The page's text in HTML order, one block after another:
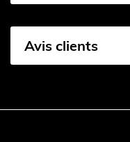
Avis clients